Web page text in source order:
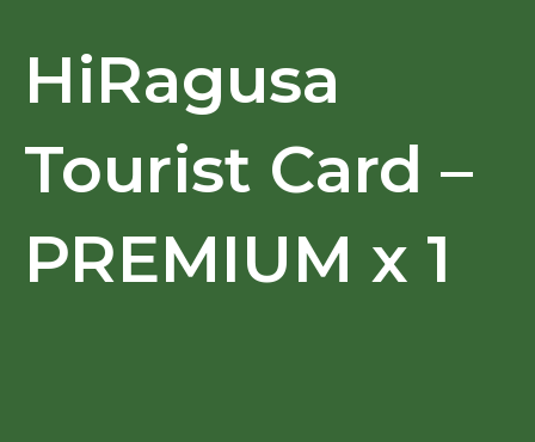
HiRagusa
Tourist Card –
PREMIUM x 1